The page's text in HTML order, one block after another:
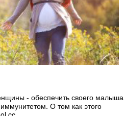
- обеспечить своего малыша
О том как этого